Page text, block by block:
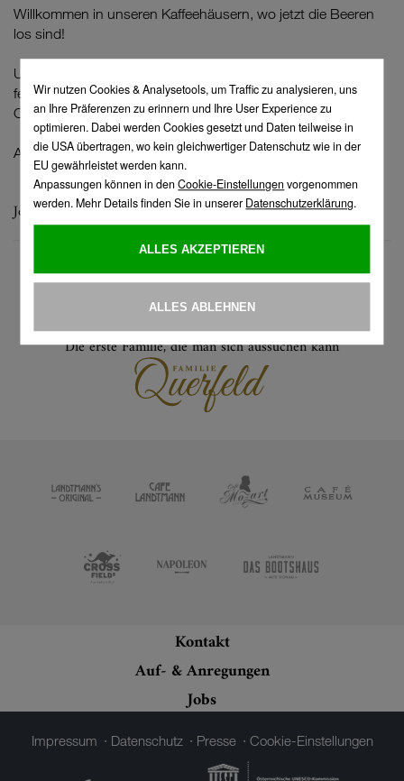
Willkommen in unseren Kaffeehäusern, wo jetzt die Beeren
los sind!
Unbedingt probieren: das Himbeer-Vanille-Schüsserl, die
feine Erdbeerschnitte, die vegane Heidelbeer-Schoko-
Cashew-Torte und natürlich das legendäre Erdbeer Stanitzel
Alles hausgemacht in Landtmann's Original Backstube!
Jetzt die Frühlingskarte entdecken!
zur Übersicht
Die erste Familie, die man sich aussuchen kann
Kontakt
Auf- & Anregungen
Jobs
Impressum Datenschutz Presse Cookie-Einstellungen